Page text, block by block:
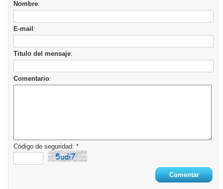
Nombre:
E-mail :
Titulo del mensaje:
Comentario:
Código de seguridad: *